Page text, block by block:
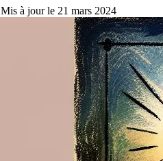
Mis à jour le 21 mars 2024